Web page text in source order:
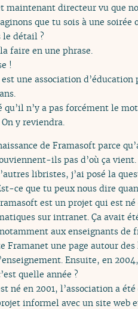
directeur vu que
que tu sois à une
le détail ?
faire en une phrase.
!
une association
qu’il n’y a pas forcément le
y reviendra.
de Framasoft parce
ils pas d’où ça
libristes, j’ai posé la
ce que tu peux nous dire
est un projet qui est
sur intranet. Ça avait
aux enseignants
Framanet une page autour
Ensuite, en
quelle année ?
né en 2001, l’association a été
informel avec un site web